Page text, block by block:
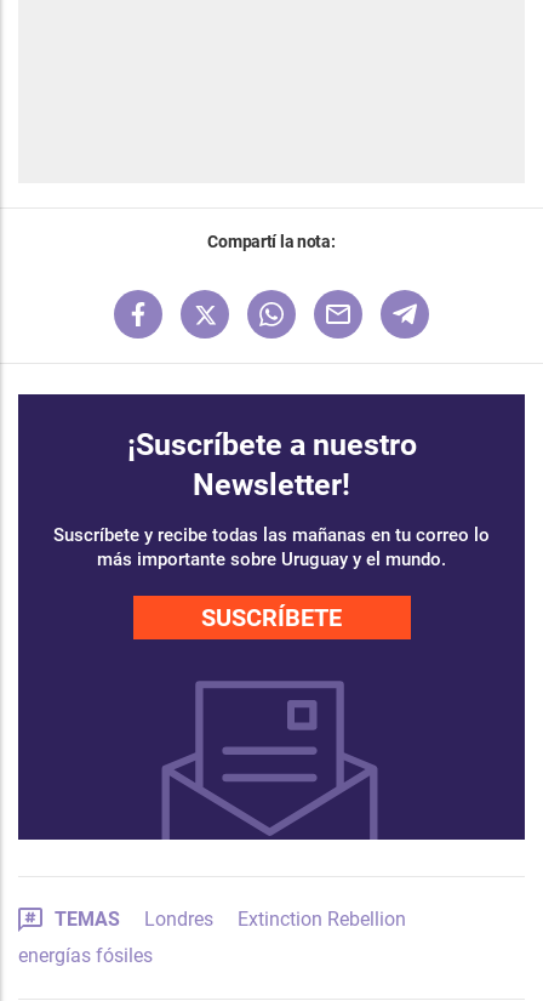
Compartí la nota:
¡Suscríbete a nuestro
Newsletter!
Suscríbete y recibe todas las mañanas en tu correo lo
más importante sobre Uruguay y el mundo.
SUSCRÍBETE
TEMAS Londres
Extinction Rebellion
energías fósiles